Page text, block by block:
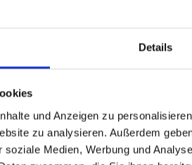
Details
und Anzeigen zu
zu analysieren. Außerdem
Medien, Werbung und